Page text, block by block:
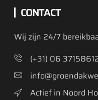
CONTACT
Wij zijn 24/7
(+31) 06
Actief in Noord